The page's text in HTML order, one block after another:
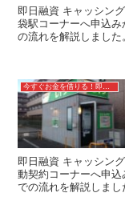
即日融資 キャッシン
袋駅コーナーへ申込
の流れを解説しました
即日融資 キャッシン
動契約コーナーへ申
での流れを解説しまし